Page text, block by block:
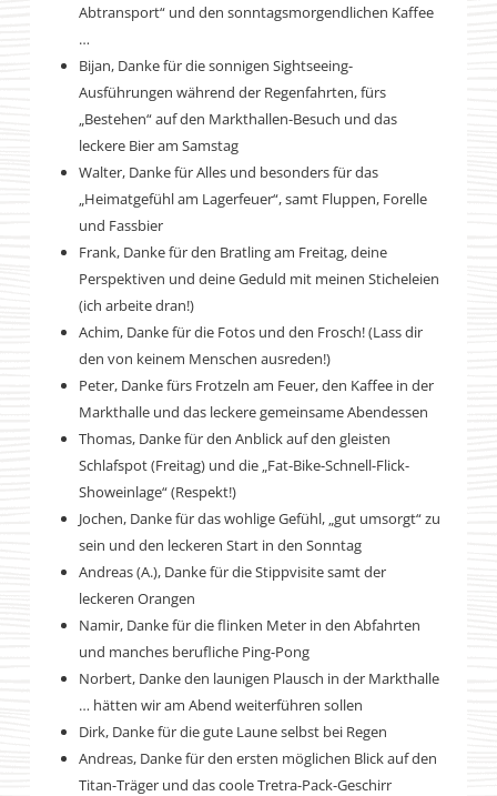
Abtransport“ und den sonntagsmorgendlichen Kaffee
…
Bijan, Danke für die sonnigen Sightseeing-
Ausführungen während der Regenfahrten, fürs
„Bestehen“ auf den Markthallen-Besuch und das
leckere Bier am Samstag
Walter, Danke für Alles und besonders für das
„Heimatgefühl am Lagerfeuer“, samt Fluppen, Forelle
und Fassbier
Frank, Danke für den Bratling am Freitag, deine
Perspektiven und deine Geduld mit meinen Sticheleien
(ich arbeite dran!)
Achim, Danke für die Fotos und den Frosch! (Lass dir
den von keinem Menschen ausreden!)
Peter, Danke fürs Frotzeln am Feuer, den Kaffee in der
Markthalle und das leckere gemeinsame Abendessen
Thomas, Danke für den Anblick auf den gleisten
Schlafspot (Freitag) und die „Fat-Bike-Schnell-Flick-
Showeinlage“ (Respekt!)
Jochen, Danke für das wohlige Gefühl, „gut umsorgt“ zu
sein und den leckeren Start in den Sonntag
Andreas (A.), Danke für die Stippvisite samt der
leckeren Orangen
Namir, Danke für die flinken Meter in den Abfahrten
und manches berufliche Ping-Pong
Norbert, Danke den launigen Plausch in der Markthalle
… hätten wir am Abend weiterführen sollen
Dirk, Danke für die gute Laune selbst bei Regen
Andreas, Danke für den ersten möglichen Blick auf den
Titan-Träger und das coole Tretra-Pack-Geschirr